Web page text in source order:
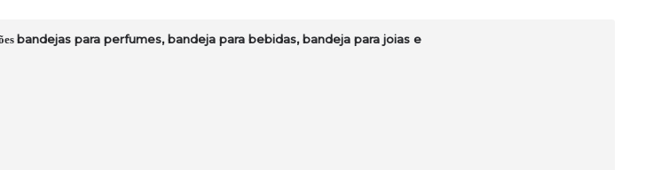
bandejas para perfumes, bandeja para bebidas, bandeja para joias e